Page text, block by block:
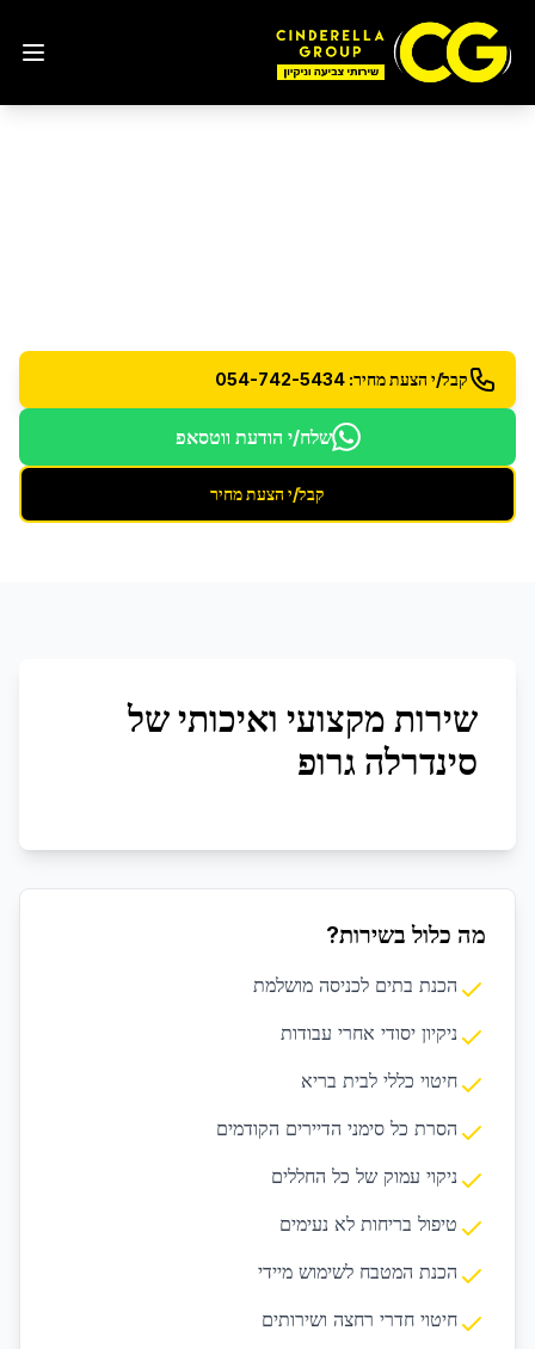
קבל/י הצעת מחיר: 054-742-5434
שלח/י הודעת ווטסאפ
קבל/י הצעת מחיר
שירות מקצועי ואיכותי של
סינדרלה גרופ
מה כלול בשירות?
הכנת בתים לכניסה מושלמת
ניקיון יסודי אחרי עבודות
חיטוי כללי לבית בריא
הסרת כל סימני הדיירים הקודמים
ניקוי עמוק של כל החללים
טיפול בריחות לא נעימים
הכנת המטבח לשימוש מיידי
חיטוי חדרי רחצה ושירותים